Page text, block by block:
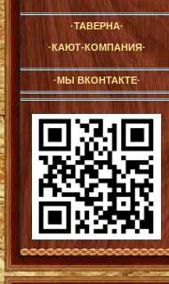
·ТАВЕРНА·
·КАЮТ-КОМПАНИЯ·
·МЫ ВКОНТАКТЕ·